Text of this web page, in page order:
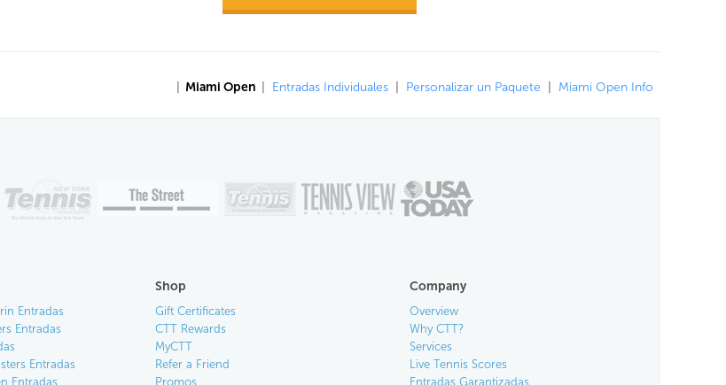
Miami Open Entradas Individuales Personalizar un Paquete Miami Open Info
Entradas
Entradas
Entradas
Entradas
Shop
Gift Certificates
CTT Rewards
MyCTT
Refer a Friend
Promos
Company
Overview
Why CTT?
Services
Live Tennis Scores
Entradas Garantizadas